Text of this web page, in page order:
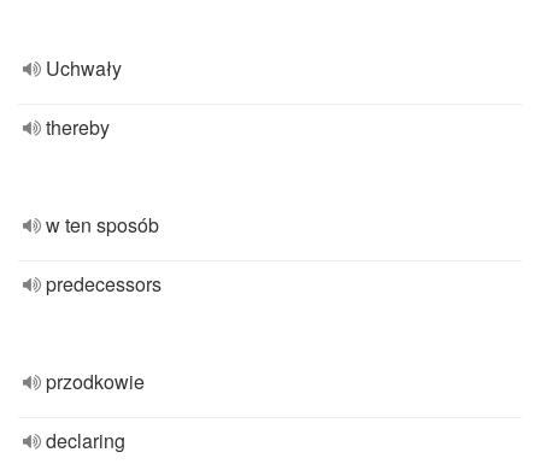
Uchwały
thereby
w ten sposób
predecessors
przodkowie
declaring